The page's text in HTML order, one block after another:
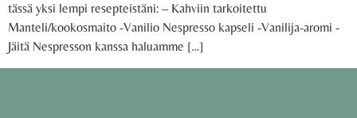
tässä yksi lempi resepteistäni: – Kahviin tarkoitettu
Manteli/kookosmaito -Vanilio Nespresso kapseli -Vanilija-aromi -
Jäitä Nespresson kanssa haluamme […]